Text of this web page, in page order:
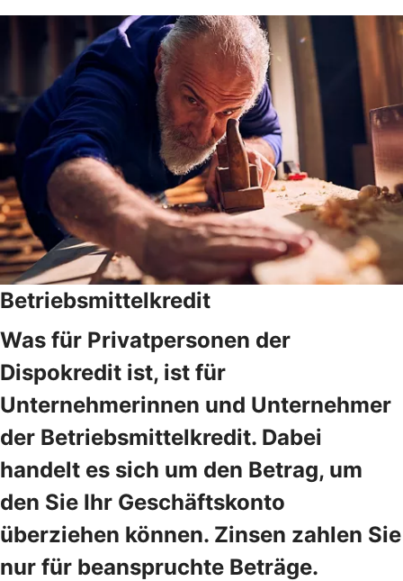
Betriebsmittelkredit
Was für Privatpersonen der
Dispokredit ist, ist für
Unternehmerinnen und Unternehmer
der Betriebsmittelkredit. Dabei
handelt es sich um den Betrag, um
den Sie Ihr Geschäftskonto
überziehen können. Zinsen zahlen Sie
nur für beanspruchte Beträge.